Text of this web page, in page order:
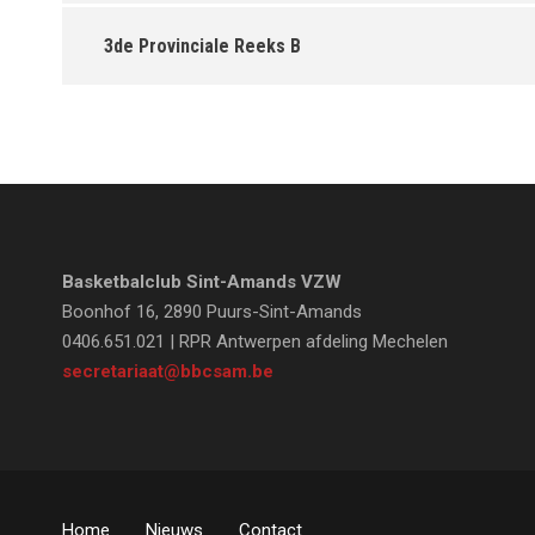
3de Provinciale Reeks B
Basketbalclub Sint-Amands VZW
Boonhof 16, 2890 Puurs-Sint-Amands
0406.651.021 | RPR Antwerpen afdeling Mechelen
secretariaat@bbcsam.be
Home Nieuws Contact